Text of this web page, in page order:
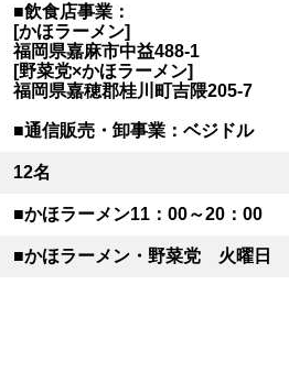
■飲食店事業：
[かほラーメン]
福岡県嘉麻市中益488-1
[野菜党×かほラーメン]
福岡県嘉穂郡桂川町吉隈205-7
■通信販売・卸事業：ベジドル
12名
■かほラーメン11：00～20：00
■かほラーメン・野菜党 火曜日